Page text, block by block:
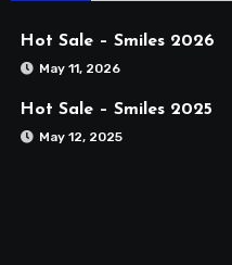
Hot Sale – Smiles 2026
May 11, 2026
Hot Sale – Smiles 2025
May 12, 2025